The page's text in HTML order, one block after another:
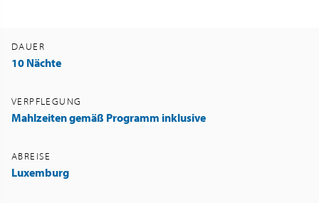
DAUER
10 Nächte
VERPFLEGUNG
Mahlzeiten gemäß Programm inklusive
ABREISE
Luxemburg